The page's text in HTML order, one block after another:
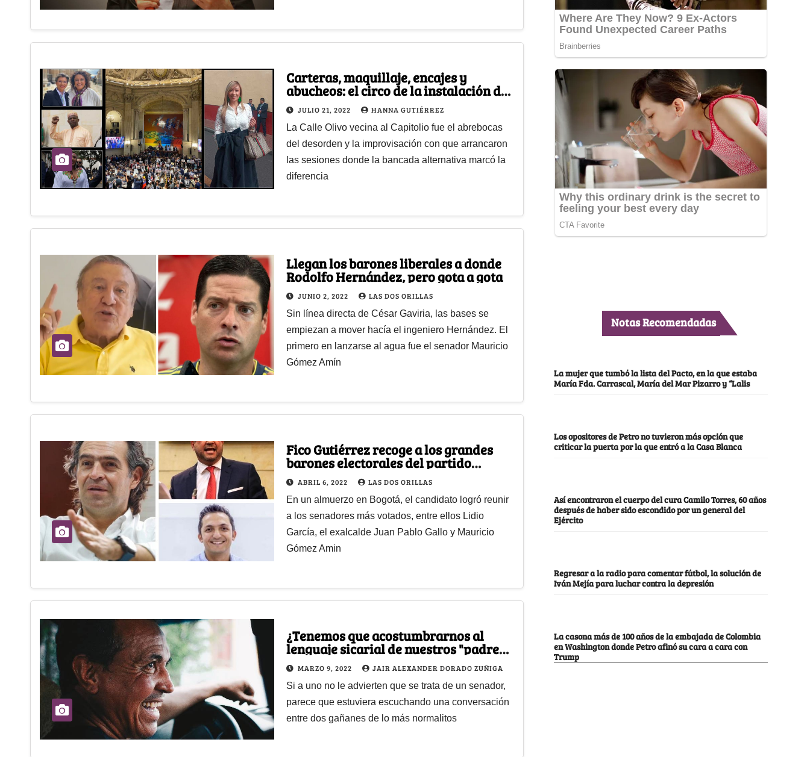
Carteras, maquillaje, encajes y
abucheos: el circo de la instalación del
nuevo Congreso
JULIO 21, 2022 HANNA GUTIÉRREZ
La Calle Olivo vecina al Capitolio fue el abrebocas
del desorden y la improvisación con que arrancaron
las sesiones donde la bancada alternativa marcó la
diferencia
Llegan los barones liberales a donde
Rodolfo Hernández, pero gota a gota
JUNIO 2, 2022 LAS DOS ORILLAS
Sin línea directa de César Gaviria, las bases se
empiezan a mover hacía el ingeniero Hernández. El
primero en lanzarse al agua fue el senador Mauricio
Gómez Amín
Fico Gutiérrez recoge a los grandes
barones electorales del partido
Liberal
ABRIL 6, 2022 LAS DOS ORILLAS
En un almuerzo en Bogotá, el candidato logró reunir
a los senadores más votados, entre ellos Lidio
García, el exalcalde Juan Pablo Gallo y Mauricio
Gómez Amin
¿Tenemos que acostumbrarnos al
lenguaje sicarial de nuestros "padres
de la patria"?
MARZO 9, 2022 JAIR ALEXANDER DORADO ZUÑIGA
Si a uno no le advierten que se trata de un senador,
parece que estuviera escuchando una conversación
entre dos gañanes de lo más normalitos
Notas Recomendadas
La mujer que tumbó la lista del Pacto, en la que estaba
María Fda. Carrascal, María del Mar Pizarro y “Lalis
Los opositores de Petro no tuvieron más opción que
criticar la puerta por la que entró a la Casa Blanca
Así encontraron el cuerpo del cura Camilo Torres, 60 años
después de haber sido escondido por un general del
Ejército
Regresar a la radio para comentar fútbol, la solución de
Iván Mejía para luchar contra la depresión
La casona más de 100 años de la embajada de Colombia
en Washington donde Petro afinó su cara a cara con
Trump